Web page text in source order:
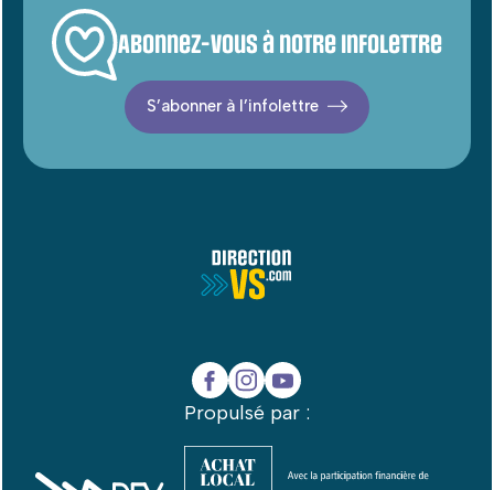
Abonnez-vous à notre infolettre
S’abonner à l’infolettre
Propulsé par :